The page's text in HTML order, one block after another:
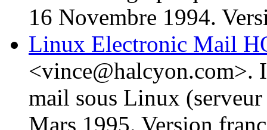
16 Novembre 1994.
Linux Electronic Mail
<vince@halcyon.com>.
mail sous Linux
Mars 1995. Version